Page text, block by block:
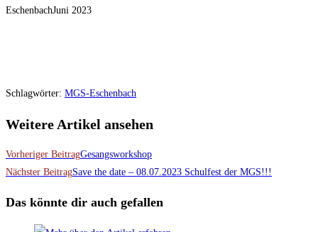
EschenbachJuni 2023
Schlagwörter: MGS-Eschenbach
Weitere Artikel ansehen
Vorheriger BeitragGesangsworkshop
Nächster BeitragSave the date – 08.07.2023 Schulfest der MGS!!!
Das könnte dir auch gefallen